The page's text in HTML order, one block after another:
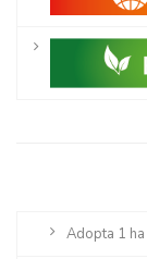
Adopta 1 ha